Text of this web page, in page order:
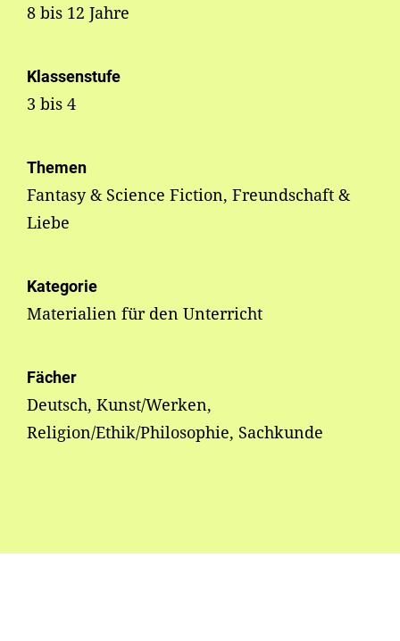
8 bis 12 Jahre
Klassenstufe
3 bis 4
Themen
Fantasy & Science Fiction, Freundschaft &
Liebe
Kategorie
Materialien für den Unterricht
Fächer
Deutsch, Kunst/Werken,
Religion/Ethik/Philosophie, Sachkunde